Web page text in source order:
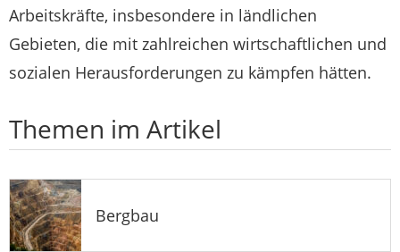
Arbeitskräfte, insbesondere in ländlichen
Gebieten, die mit zahlreichen wirtschaftlichen und
sozialen Herausforderungen zu kämpfen hätten.
Themen im Artikel
Bergbau